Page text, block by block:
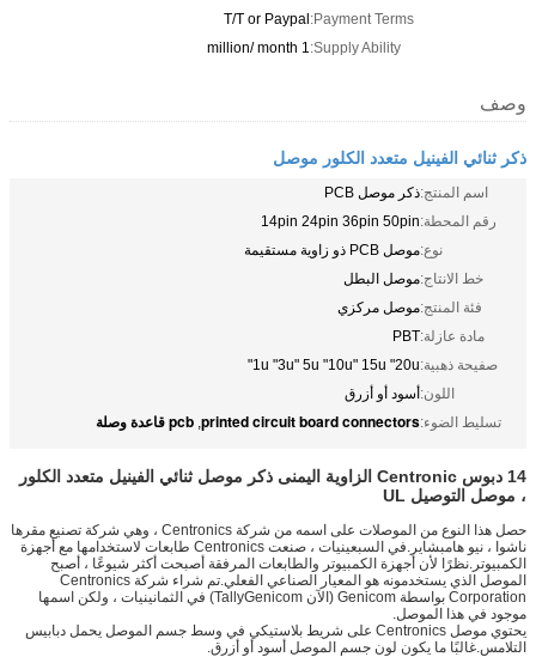
Payment Terms:
T/T or Paypal
Supply Ability:
1 million/ month
وصف
ذكر ثنائي الفينيل متعدد الكلور موصل
اسم المنتج:ذكر موصل PCB
رقم المحطة:14pin 24pin 36pin 50pin
نوع:موصل PCB ذو زاوية مستقيمة
خط الانتاج:موصل البطل
فئة المنتج:موصل مركزي
مادة عازلة:PBT
صفيحة ذهبية:1u "3u" 5u "10u" 15u "20u"
اللون:أسود أو أزرق
تسليط الضوء:printed circuit board connectors
, pcb قاعدة وصلة
14 دبوس Centronic الزاوية اليمنى ذكر موصل ثنائي الفينيل متعدد الكلور
، موصل التوصيل UL
حصل هذا النوع من الموصلات على اسمه من شركة Centronics ، وهي شركة تصنيع مقرها
ناشوا ، نيو هامبشاير.في السبعينيات ، صنعت Centronics طابعات لاستخدامها مع أجهزة
الكمبيوتر.نظرًا لأن أجهزة الكمبيوتر والطابعات المرفقة أصبحت أكثر شيوعًا ، أصبح
الموصل الذي يستخدمونه هو المعيار الصناعي الفعلي.تم شراء شركة Centronics
Corporation بواسطة Genicom (الآن TallyGenicom) في الثمانينيات ، ولكن اسمها
موجود في هذا الموصل.
يحتوي موصل Centronics على شريط بلاستيكي في وسط جسم الموصل يحمل دبابيس
التلامس.غالبًا ما يكون لون جسم الموصل أسود أو أزرق.